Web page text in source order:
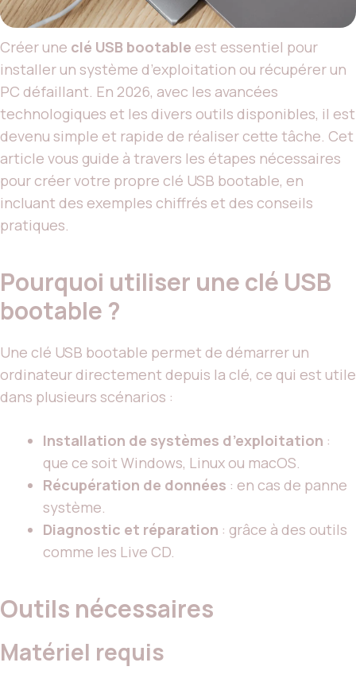
Créer une clé USB bootable est essentiel pour
installer un système d’exploitation ou récupérer un
PC défaillant. En 2026, avec les avancées
technologiques et les divers outils disponibles, il est
devenu simple et rapide de réaliser cette tâche. Cet
article vous guide à travers les étapes nécessaires
pour créer votre propre clé USB bootable, en
incluant des exemples chiffrés et des conseils
pratiques.
Pourquoi utiliser une clé USB
bootable ?
Une clé USB bootable permet de démarrer un
ordinateur directement depuis la clé, ce qui est utile
dans plusieurs scénarios :
Installation de systèmes d’exploitation :
que ce soit Windows, Linux ou macOS.
Récupération de données : en cas de panne
système.
Diagnostic et réparation : grâce à des outils
comme les Live CD.
Outils nécessaires
Matériel requis